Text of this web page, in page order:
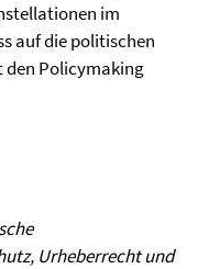
im
auf die politischen
den Policymaking
Urheberrecht und